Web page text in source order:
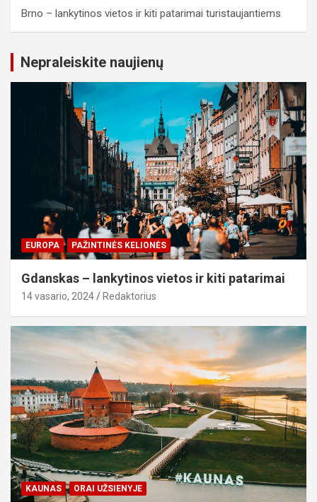
Brno – lankytinos vietos ir kiti patarimai turistaujantiems
Nepraleiskite naujienų
EUROPA PAŽINTINĖS KELIONĖS
Gdanskas – lankytinos vietos ir kiti patarimai
14 vasario, 2024 Redaktorius
KAUNAS ORAI UŽSIENYJE